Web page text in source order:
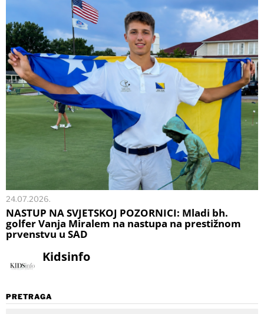
24.07.2026.
NASTUP NA SVJETSKOJ POZORNICI: Mladi bh.
golfer Vanja Miralem na nastupa na prestižnom
prvenstvu u SAD
Kidsinfo
PRETRAGA